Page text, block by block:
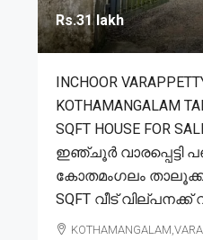
Rs.31 lakh
INCHOOR
KOTHAMANGALAM
SQFT HOUSE FOR
ഇഞ്ചൂർ വാരപ്പെട്ടി
കോതമംഗലം താലൂക്ക്
SQFT വീട് വില്പനക്ക്